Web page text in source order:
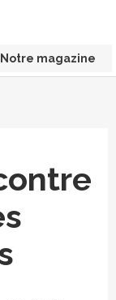
Notre magazine